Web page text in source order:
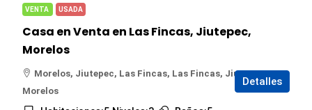
VENTA USADA
Casa en Venta en Las Fincas, Jiutepec,
Morelos
Morelos, Jiutepec, Las Fincas, Las Fincas, Jiutepec,
Morelos
Detalles